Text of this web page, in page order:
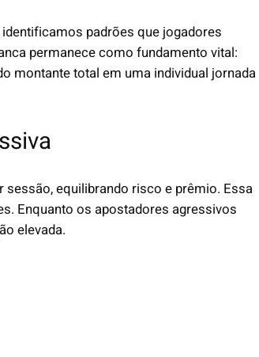
padrões que jogadores
permanece como fundamento vital:
montante total em uma individual jornada
equilibrando risco e prêmio. Essa
Enquanto os apostadores agressivos
elevada.